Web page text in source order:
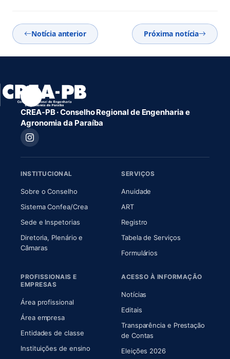
Notícia anterior Próxima notícia
CREA-PB · Conselho Regional de Engenharia e
Agronomia da Paraíba
INSTITUCIONAL
Sobre o Conselho(abre em nova aba)
Sistema Confea/Crea(abre em nova aba)
Sede e Inspetorias
Diretoria, Plenário e
Câmaras(abre em nova aba)
SERVIÇOS
Anuidade
ART(abre em nova aba)
Registro
Tabela de Serviços
Formulários
PROFISSIONAIS E
EMPRESAS
Área profissional
Área empresa
Entidades de classe
Instituições de ensino
ACESSO À INFORMAÇÃO
Notícias
Editais
Transparência e Prestação
de Contas
Eleições 2026